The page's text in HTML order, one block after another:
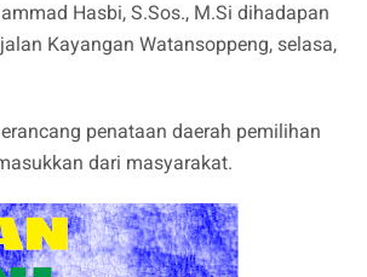
Hasbi, S.Sos., M.Si dihadapan
Kayangan Watansoppeng, selasa,
penataan daerah pemilihan
dari masyarakat.